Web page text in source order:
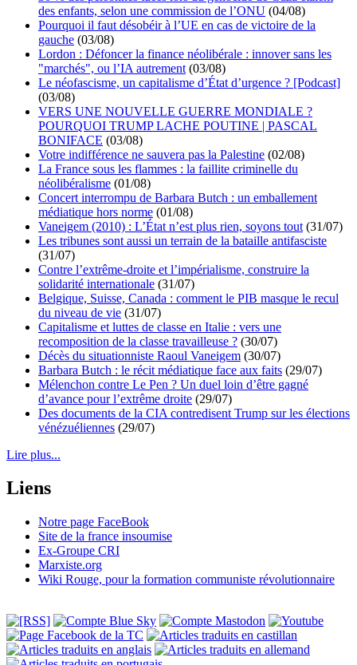
des enfants, selon une commission de l’ONU (04/08)
Pourquoi il faut désobéir à l’UE en cas de victoire de la
gauche (03/08)
Lordon : Défoncer la finance néolibérale : innover sans les
"marchés", ou l’IA autrement (03/08)
Le néofascisme, un capitalisme d’État d’urgence ? [Podcast]
(03/08)
VERS UNE NOUVELLE GUERRE MONDIALE ?
POURQUOI TRUMP LACHE POUTINE | PASCAL
BONIFACE (03/08)
Votre indifférence ne sauvera pas la Palestine (02/08)
La France sous les flammes : la faillite criminelle du
néolibéralisme (01/08)
Concert interrompu de Barbara Butch : un emballement
médiatique hors norme (01/08)
Vaneigem (2010) : L’État n’est plus rien, soyons tout (31/07)
Les tribunes sont aussi un terrain de la bataille antifasciste
(31/07)
Contre l’extrême-droite et l’impérialisme, construire la
solidarité internationale (31/07)
Belgique, Suisse, Canada : comment le PIB masque le recul
du niveau de vie (31/07)
Capitalisme et luttes de classe en Italie : vers une
recomposition de la classe travailleuse ? (30/07)
Décès du situationniste Raoul Vaneigem (30/07)
Barbara Butch : le récit médiatique face aux faits (29/07)
Mélenchon contre Le Pen ? Un duel loin d’être gagné
d’avance pour l’extrême droite (29/07)
Des documents de la CIA contredisent Trump sur les élections
vénézuéliennes (29/07)
Lire plus...
Liens
Notre page FaceBook
Site de la france insoumise
Ex-Groupe CRI
Marxiste.org
Wiki Rouge, pour la formation communiste révolutionnaire